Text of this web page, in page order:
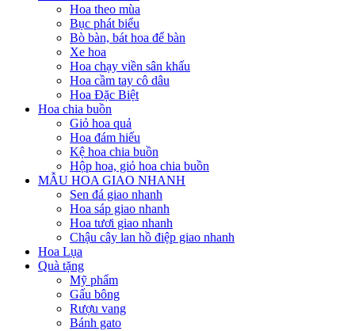
Hoa theo mùa
Bục phát biểu
Bò bàn, bát hoa để bàn
Xe hoa
Hoa chạy viền sân khấu
Hoa cầm tay cô dâu
Hoa Đặc Biệt
Hoa chia buồn
Giỏ hoa quả
Hoa đám hiếu
Kệ hoa chia buồn
Hộp hoa, giỏ hoa chia buồn
MẪU HOA GIAO NHANH
Sen đá giao nhanh
Hoa sáp giao nhanh
Hoa tươi giao nhanh
Chậu cây lan hồ điệp giao nhanh
Hoa Lụa
Quà tặng
Mỹ phẩm
Gấu bông
Rượu vang
Bánh gato